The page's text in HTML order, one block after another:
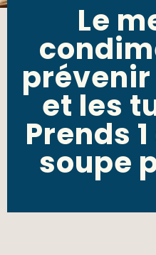
Le
et les
Prends
soupe